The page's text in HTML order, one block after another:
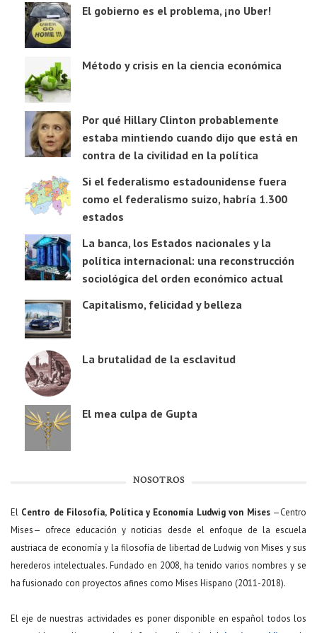
El gobierno es el problema, ¡no Uber!
Método y crisis en la ciencia económica
Por qué Hillary Clinton probablemente
estaba mintiendo cuando dijo que está en
contra de la civilidad en la política
Si el federalismo estadounidense fuera
como el federalismo suizo, habría 1.300
estados
La banca, los Estados nacionales y la
política internacional: una reconstrucción
sociológica del orden económico actual
Capitalismo, felicidad y belleza
La brutalidad de la esclavitud
El mea culpa de Gupta
NOSOTROS
El Centro de Filosofía, Política y Economía Ludwig von Mises—Centro
Mises— ofrece educación y noticias desde el enfoque de la escuela
austriaca de economía y la filosofía de libertad de Ludwig von Mises y sus
herederos intelectuales. Fundado en 2008, ha tenido varios nombres y se
ha fusionado con proyectos afines como Mises Hispano (2011-2018).
El eje de nuestras actividades es poner disponible en español todos los